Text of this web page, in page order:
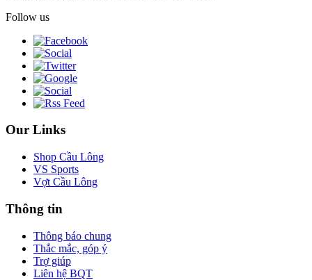
Follow us
Our Links
Shop Cầu Lông
VS Sports
Vợt Cầu Lông
Thông tin
Thông báo chung
Thắc mắc, góp ý
Trợ giúp
Liên hệ BQT